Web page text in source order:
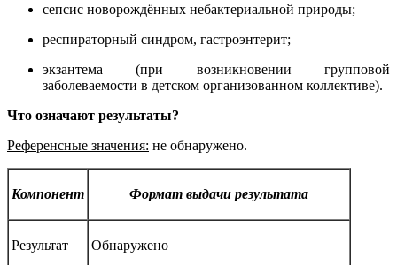
сепсис новорождённых небактериальной природы;
респираторный синдром, гастроэнтерит;
экзантема (при возникновении групповой
заболеваемости в детском организованном коллективе).
Что означают результаты?
Референсные значения: не обнаружено.
Компонент Формат выдачи результата
Результат Обнаружено